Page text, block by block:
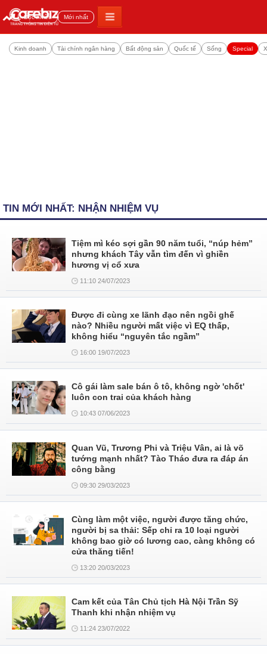
Đọc nhiều Mới nhất
Kinh doanh Tài chính ngân hàng Bất động sản Quốc tế Sống Special
TIN MỚI NHẤT: NHẬN NHIỆM VỤ
Tiệm mì kéo sợi gần 90 năm tuổi, “núp hẻm”
nhưng khách Tây vẫn tìm đến vì ghiền
hương vị cổ xưa
11:10 24/07/2023
Được đi cùng xe lãnh đạo nên ngồi ghế
nào? Nhiều người mất việc vì EQ thấp,
không hiểu “nguyên tắc ngầm”
16:00 19/07/2023
Cô gái làm sale bán ô tô, không ngờ 'chốt'
luôn con trai của khách hàng
10:43 07/06/2023
Quan Vũ, Trương Phi và Triệu Vân, ai là võ
tướng mạnh nhất? Tào Tháo đưa ra đáp án
công bằng
09:30 29/03/2023
Cùng làm một việc, người được tăng chức,
người bị sa thải: Sếp chỉ ra 10 loại người
không bao giờ có lương cao, càng không có
cửa thăng tiến!
13:20 20/03/2023
Cam kết của Tân Chủ tịch Hà Nội Trần Sỹ
Thanh khi nhận nhiệm vụ
11:24 23/07/2022